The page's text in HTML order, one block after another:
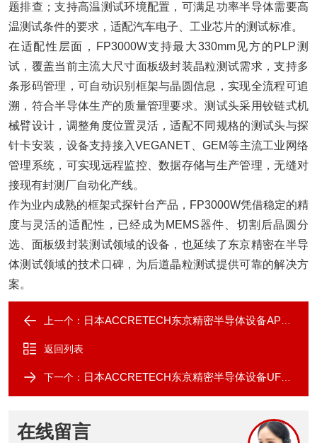
题排查；支持高温测试环境配置，可满足功率半导体需要高
温测试条件的要求，适配汽车电子、工业芯片的测试标准。
在适配性层面，FP3000W支持最大330mm见方的PLP测
试，覆盖当前主流大尺寸面板级封装晶粒测试需求，支持多
条形码管理，可自动识别框架与晶圆信息，实现全流程可追
溯，符合半导体生产的质量管理要求。测试头采用铰链式机
械臂设计，调整角度位置灵活，适配不同规格的测试头与探
针卡安装，设备支持接入VEGANET、GEM等主流工业网络
管理系统，可实现远程监控、数据存储与生产管理，无缝对
接现有封测厂自动化产线。
作为业内成熟的框架式探针台产品，FP3000W凭借稳定的精
度与灵活的适配性，已经成为MEMS器件、切割后晶圆分
选、面板级封装测试领域的设备，也延续了东京精密在半导
体测试领域的技术口碑，为后道晶粒测试提供可靠的解决方
案。
上一个： 日本ACCRETECH东京精密半导体设备AP3000
返回列表
下一个： 日本ACCRETECH东京精密半导体设备UF2000
在线留言